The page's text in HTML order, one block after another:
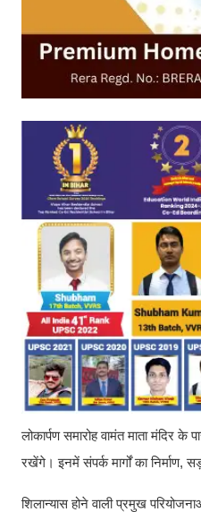
लोकार्पण समारोह वामंत माता
रखेंगे। इनमें संपर्क मार्गों का निर्माण,
शिलान्यास होने वाली प्रमुख